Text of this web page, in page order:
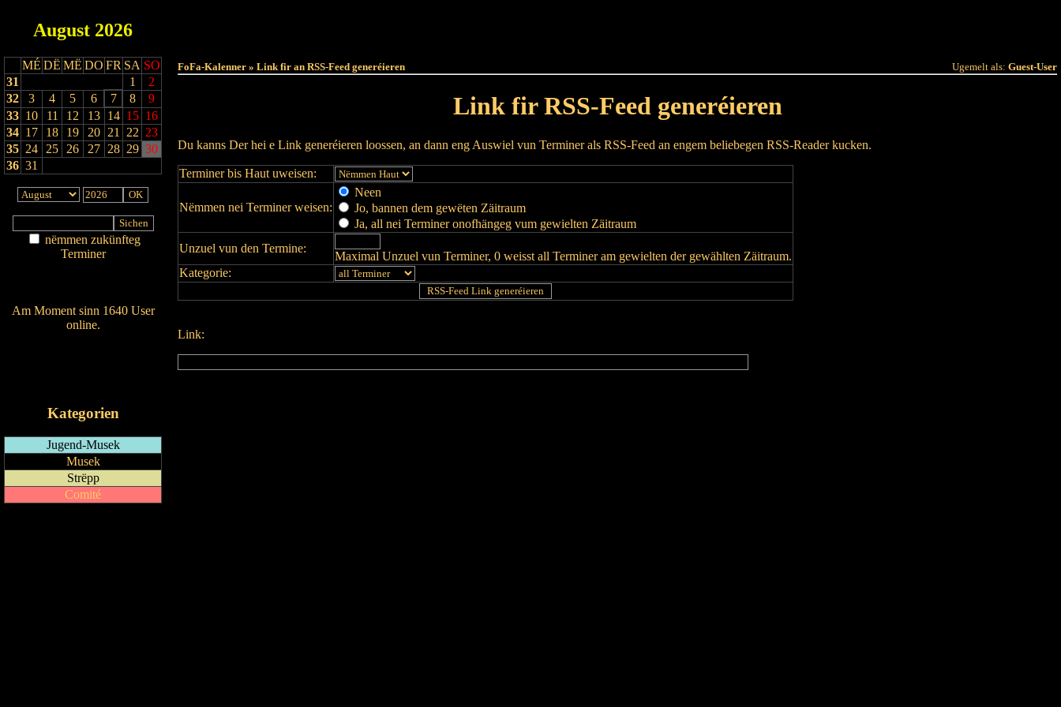
August 2026
MÉ DË MË DO FR SA SO
31
1
2
32
3 4 5 6 7 8
9
33 10 11 12 13 14 15 16
34 17 18 19 20 21 22 23
35 24 25 26 27 28 29 30
36 31
nëmmen zukünfteg
Terminer
Am Moment sinn 1640 User
online.
Kategorien
Jugend-Musek
Musek
Strëpp
Comité
FoFa-Kalenner » Link fir an RSS-Feed generéieren Ugemelt als: Guest-User
Link fir RSS-Feed generéieren
Du kanns Der hei e Link generéieren loossen, an dann eng Auswiel vun Terminer als RSS-Feed an engem beliebegen RSS-Reader kucken.
Terminer bis Haut uweisen:
Nëmmen nei Terminer weisen:
Neen
Jo, bannen dem gewëten Zäitraum
Ja, all nei Terminer onofhängeg vum gewielten Zäitraum
Unzuel vun den Termine:
Maximal Unzuel vun Terminer, 0 weisst all Terminer am gewielten der gewählten Zäitraum.
Kategorie:
Link: